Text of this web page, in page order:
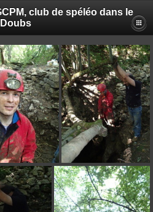
club de spéléo dans le
Doubs